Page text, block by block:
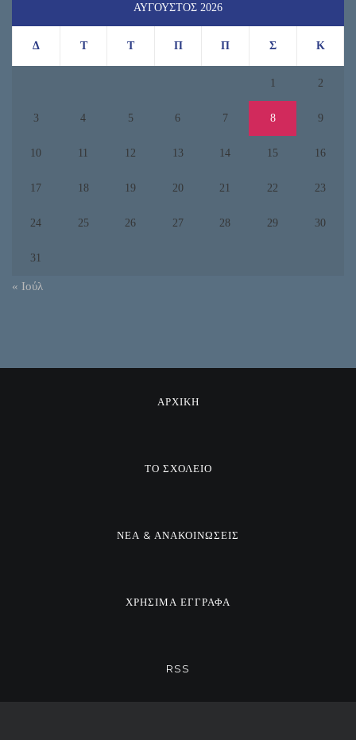
ΑΎΓΟΥΣΤΟΣ 2026
Δ Τ Τ Π Π Σ Κ
1 2
3 4 5 6 7 8 9
10 11 12 13 14 15 16
17 18 19 20 21 22 23
24 25 26 27 28 29 30
31
« Ιούλ
ΑΡΧΙΚΗ
ΤΟ ΣΧΟΛΕΙΟ
ΝΕΑ & ΑΝΑΚΟΙΝΩΣΕΙΣ
ΧΡΗΣΙΜΑ ΕΓΓΡΑΦΑ
RSS